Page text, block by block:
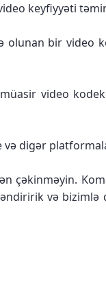
keyfiyyəti
bir video
video
və digər
çəkinməyin.
və